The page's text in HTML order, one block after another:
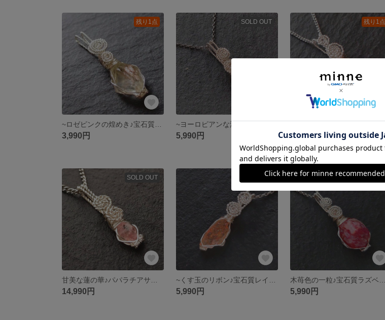
残り1点
3,990円
SOLD OUT
5,990円
残り1点
5,990円
SOLD OUT
14,990円
残り1点
5,990円
SOLD OUT
5,990円